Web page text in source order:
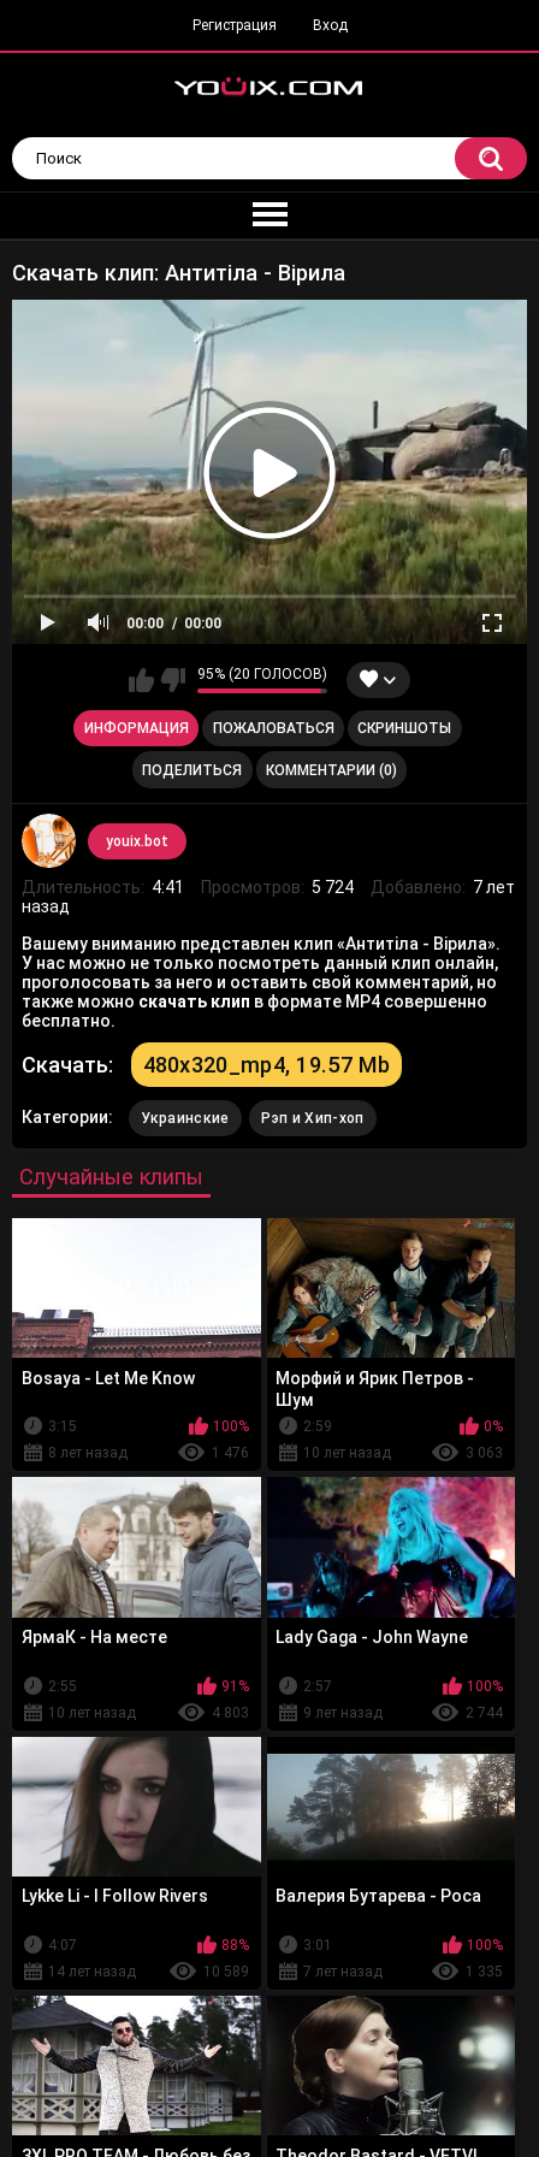
Регистрация Вход
Скачать клип: Антитіла - Вірила
00:00 00:00
95% (20 ГОЛОСОВ)
ИНФОРМАЦИЯ ПОЖАЛОВАТЬСЯ СКРИНШОТЫ
ПОДЕЛИТЬСЯ КОММЕНТАРИИ (0)
youix.bot
Длительность: 4:41 Просмотров: 5 724 Добавлено: 7 лет
назад
Вашему вниманию представлен клип «Антитіла - Вірила».
У нас можно не только посмотреть данный клип онлайн,
проголосовать за него и оставить свой комментарий, но
также можно скачать клип в формате MP4 совершенно
бесплатно.
Скачать: 480x320_mp4, 19.57 Mb
Категории: Украинские Рэп и Хип-хоп
Случайные клипы
Bosaya - Let Me Know
3:15
100%
8 лет назад
1 476
Морфий и Ярик Петров -
Шум
2:59
0%
10 лет назад
3 063
ЯрмаК - На месте
2:55
91%
10 лет назад
4 803
Lady Gaga - John Wayne
2:57
100%
9 лет назад
2 744
Lykke Li - I Follow Rivers
4:07
88%
14 лет назад
10 589
Валерия Бутарева - Роса
3:01
100%
7 лет назад
1 335